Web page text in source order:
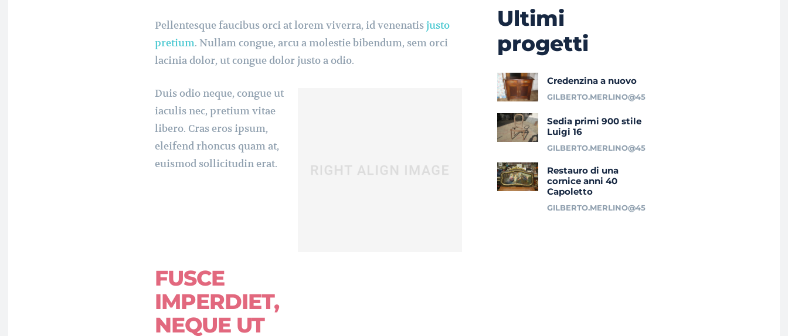
Pellentesque faucibus orci at lorem viverra, id venenatisjusto
pretium. Nullam congue, arcu a molestie bibendum, sem orci
lacinia dolor, ut congue dolor justo a odio.
Duis odio neque, congue ut
iaculis nec, pretium vitae
libero. Cras eros ipsum,
eleifend rhoncus quam at,
euismod sollicitudin erat.
FUSCE
IMPERDIET,
NEQUE UT
Ultimi
progetti
Credenzina a nuovo
GILBERTO.MERLINO@45
Sedia primi 900 stile
Luigi 16
GILBERTO.MERLINO@45
Restauro di una
cornice anni 40
Capoletto
GILBERTO.MERLINO@45